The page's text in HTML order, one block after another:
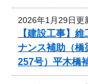
2026年1月29日更
【建設工事】
ナンス補助（橋
257号）平木橋